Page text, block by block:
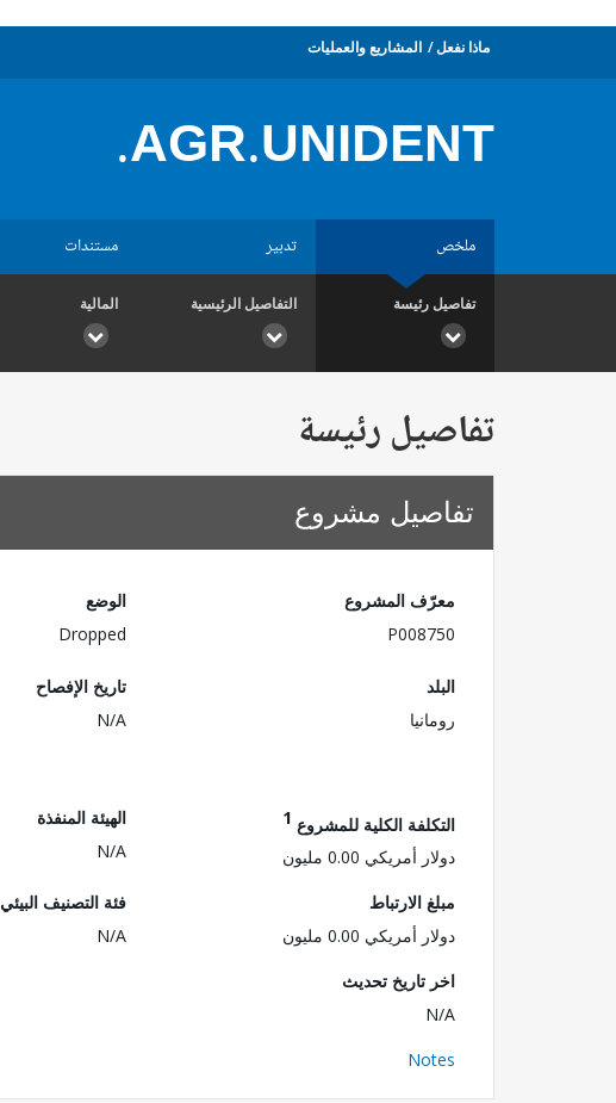
ماذا نفعل المشاريع والعمليات
AGR.UNIDENT.
ملخص تدبير مستندات
تفاصيل رئيسة التفاصيل الرئيسية المالية
تفاصيل رئيسة
تفاصيل مشروع
معرّف المشروع
P008750
الوضع
Dropped
البلد
رومانيا
تاريخ الإفصاح
N/A
التكلفة الكلية للمشروع 1
دولار أمريكي 0.00 مليون
الهيئة المنفذة
N/A
مبلغ الارتباط
دولار أمريكي 0.00 مليون
فئة التصنيف البيئي
N/A
اخر تاريخ تحديث
N/A
Notes